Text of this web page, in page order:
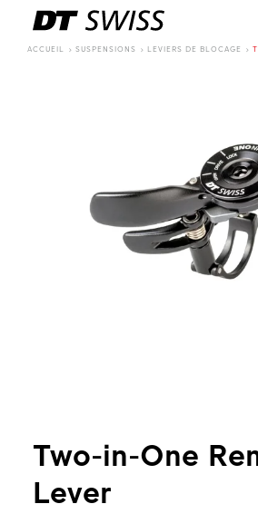
ACCUEIL SUSPENSIONS LEVIERS DE BLOCAGE
Two-in-One
Lever